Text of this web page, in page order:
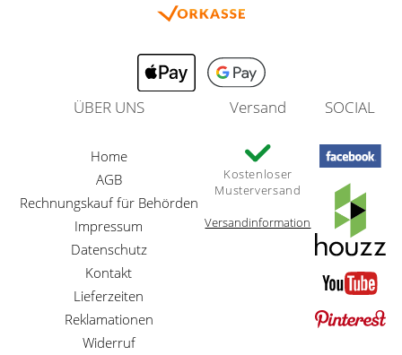
ÜBER UNS
Home
AGB
Rechnungskauf für Behörden
Impressum
Datenschutz
Kontakt
Lieferzeiten
Reklamationen
Widerruf
Versand
Kostenloser
Musterversand
Versandinformation
SOCIAL